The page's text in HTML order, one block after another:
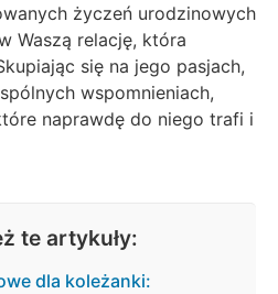
życzeń urodzinowych
Waszą relację, która
się na jego pasjach,
wspomnieniach,
naprawdę do niego trafi i
te artykuły:
dla koleżanki: